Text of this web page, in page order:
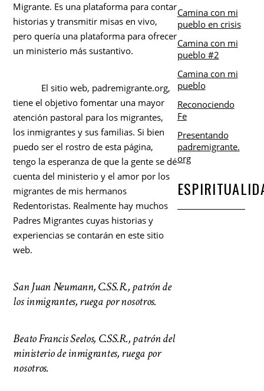
Migrante. Es una plataforma para contar
historias y transmitir misas en vivo,
pero quería una plataforma para ofrecer
un ministerio más sustantivo.
El sitio web, padremigrante.org,
tiene el objetivo fomentar una mayor
atención pastoral para los migrantes,
los inmigrantes y sus familias. Si bien
puedo ser el rostro de esta página,
tengo la esperanza de que la gente se dé
cuenta del ministerio y el amor por los
migrantes de mis hermanos
Redentoristas. Realmente hay muchos
Padres Migrantes cuyas historias y
experiencias se contarán en este sitio
web.
San Juan Neumann, C.SS.R., patrón de
los inmigrantes, ruega por nosotros.
Beato Francis Seelos, C.SS.R., patrón del
ministerio de inmigrantes, ruega por
nosotros.
Camina con mi
pueblo en crisis
Camina con mi
pueblo #2
Camina con mi
pueblo
Reconociendo
Fe
Presentando
padremigrante.
org